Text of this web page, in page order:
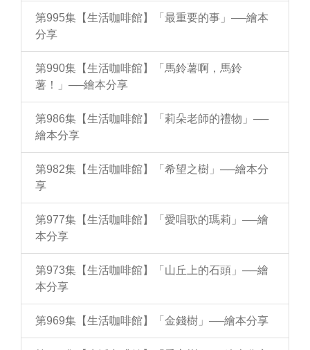
第995集【生活咖啡館】「最重要的事」──繪本
分享
第990集【生活咖啡館】「馬鈴薯啊，馬鈴
薯！」──繪本分享
第986集【生活咖啡館】「莉朵老師的禮物」──
繪本分享
第982集【生活咖啡館】「希望之樹」──繪本分
享
第977集【生活咖啡館】「愛唱歌的瑪莉」──繪
本分享
第973集【生活咖啡館】「山丘上的石頭」──繪
本分享
第969集【生活咖啡館】「金錢樹」──繪本分享